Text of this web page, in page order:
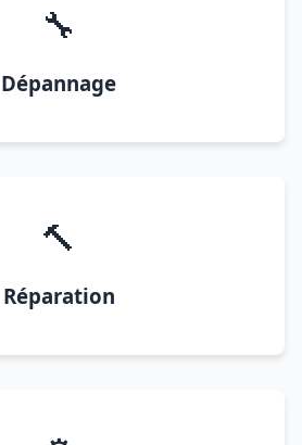
🔧
Dépannage
🔨
Réparation